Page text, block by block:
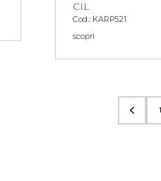
CIL
Cod.: KARP521
scopri
1